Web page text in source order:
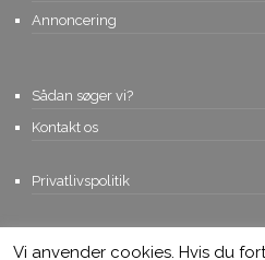
Annoncering
Sådan søger vi?
Kontakt os
Privatlivspolitik
© Copyright 2015, Viviro.com ApS-
Vi anvender cookies. Hvis du